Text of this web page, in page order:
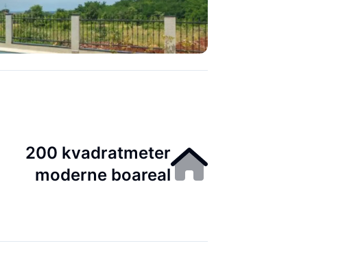
200 kvadratmeter
moderne boareal